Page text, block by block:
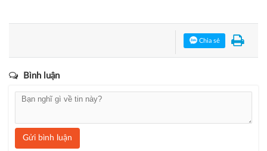
Chia sẻ
Bình luận
Gửi bình luận